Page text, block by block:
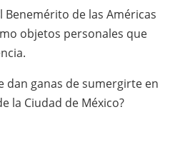
de las Américas
objetos personales que
dan ganas de sumergirte en
la Ciudad de México?